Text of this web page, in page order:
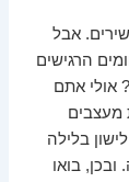
אבל
הרגישים
אולי אתם
מעצבים
בלילה
בואו